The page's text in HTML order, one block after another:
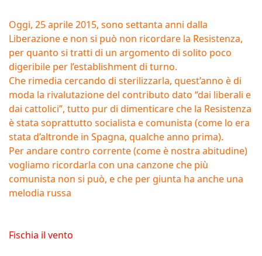
Oggi, 25 aprile 2015, sono settanta anni dalla
Liberazione e non si può non ricordare la Resistenza,
per quanto si tratti di un argomento di solito poco
digeribile per l’establishment di turno.
Che rimedia cercando di sterilizzarla, quest’anno è di
moda la rivalutazione del contributo dato “dai liberali e
dai cattolici”, tutto pur di dimenticare che la Resistenza
è stata soprattutto socialista e comunista (come lo era
stata d’altronde in Spagna, qualche anno prima).
Per andare contro corrente (come è nostra abitudine)
vogliamo ricordarla con una canzone che più
comunista non si può, e che per giunta ha anche una
melodia russa
Fischia il vento